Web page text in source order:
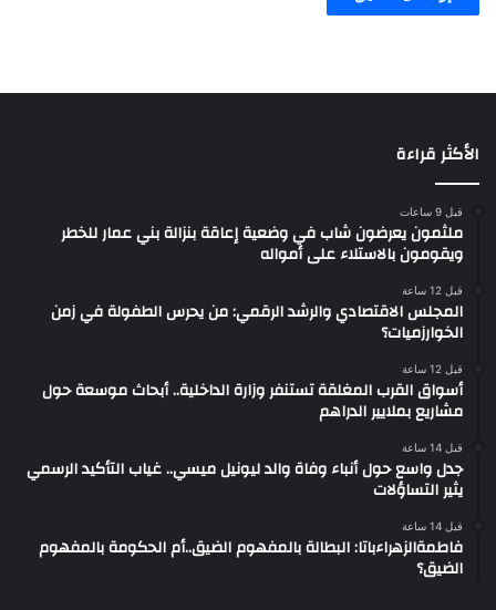
الأكثر قراءة
قبل 9 ساعات
ملثمون يعرضون شاب في وضعية إعاقة بنزالة بني عمار للخطر
ويقومون بالاستلاء على أمواله
قبل 12 ساعة
المجلس الاقتصادي والرشد الرقمي: من يحرس الطفولة في زمن
الخوارزميات؟
قبل 12 ساعة
أسواق القرب المغلقة تستنفر وزارة الداخلية.. أبحاث موسعة حول
مشاريع بملايير الدراهم
قبل 14 ساعة
جدل واسع حول أنباء وفاة والد ليونيل ميسي.. غياب التأكيد الرسمي
يثير التساؤلات
قبل 14 ساعة
فاطمةالزهراءباتا: البطالة بالمفهوم الضيق..أم الحكومة بالمفهوم
الضيق؟